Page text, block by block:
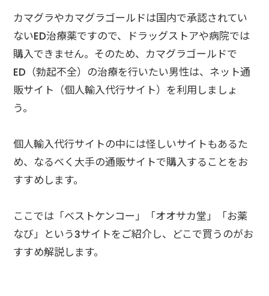
カマグラやカマグラゴールドは国内で承認されてい
ないED治療薬ですので、ドラッグストアや病院では
購入できません。そのため、カマグラゴールドで
ED（勃起不全）の治療を行いたい男性は、ネット通
販サイト（個人輸入代行サイト）を利用しましょ
う。
個人輸入代行サイトの中には怪しいサイトもあるた
め、なるべく大手の通販サイトで購入することをお
すすめします。
ここでは「ベストケンコー」「オオサカ堂」「お薬
なび」という3サイトをご紹介し、どこで買うのがお
すすめ解説します。